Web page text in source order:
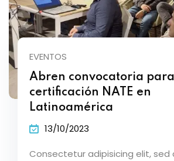
EVENTOS
Abren convocatoria
certificación NATE en
Latinoamérica
13/10/2023
Consectetur adipisicing elit, sed